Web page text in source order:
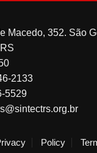
Macedo, 352. São
2133
5529
Policy